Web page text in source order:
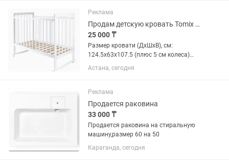
свадьбы прошло профессиональную...
Реклама
Продам детскую кровать Tomix Nicole, матрас входит в комплект
25 000 ₸
Размер кровати (ДхШхВ), см:
124.5х63х107.5 (плюс 5 см колеса)
Размер спального ложа (матраса), см:
120х60 В отличном состоянии,
расположения дна. Верхний уровень...
Астана, сегодня
Реклама
Продается раковина
33 000 ₸
Продается раковина на стиральную
машину,размер 60 на 50
Караганда, сегодня